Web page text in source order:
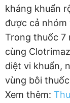
kháng khuẩn
được cả nhóm
Trong thuốc 7
cùng
diệt vi khuẩn,
vùng bôi
Xem thêm: